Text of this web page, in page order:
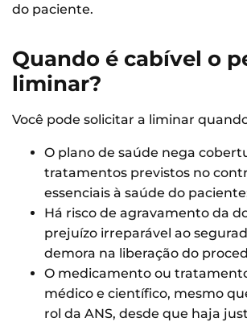
do paciente.
Quando é cabível o
liminar?
Você pode solicitar a liminar
O plano de saúde nega
tratamentos previstos no
essenciais à saúde do
Há risco de agravamento da
prejuízo irreparável ao
demora na liberação do
O medicamento ou
médico e científico, mesmo
rol da ANS, desde que haja